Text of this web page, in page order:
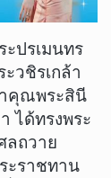
ะปรเมนทร
วชิรเกล้า
าคุณพระสินี
ได้ทรงพระ
ลถวาย
ะราชทาน